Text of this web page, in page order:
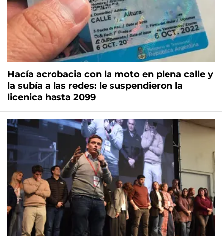
Hacía acrobacia con la moto en plena calle y
la subía a las redes: le suspendieron la
licenica hasta 2099